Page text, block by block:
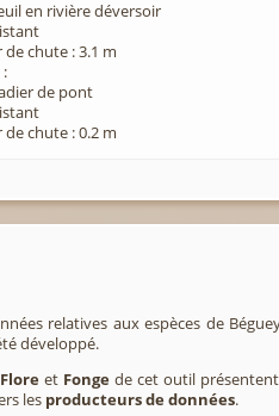
en rivière déversoir
chute : 3.1 m
:
de pont
chute : 0.2 m
relatives aux espèces de
développé.
Flore et Fonge de cet outil
les producteurs de données.